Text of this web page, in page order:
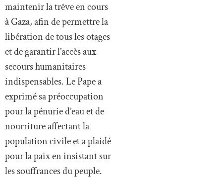
maintenir la trêve en cours
à Gaza, afin de permettre la
libération de tous les otages
et de garantir l’accès aux
secours humanitaires
indispensables. Le Pape a
exprimé sa préoccupation
pour la pénurie d’eau et de
nourriture affectant la
population civile et a plaidé
pour la paix en insistant sur
les souffrances du peuple.